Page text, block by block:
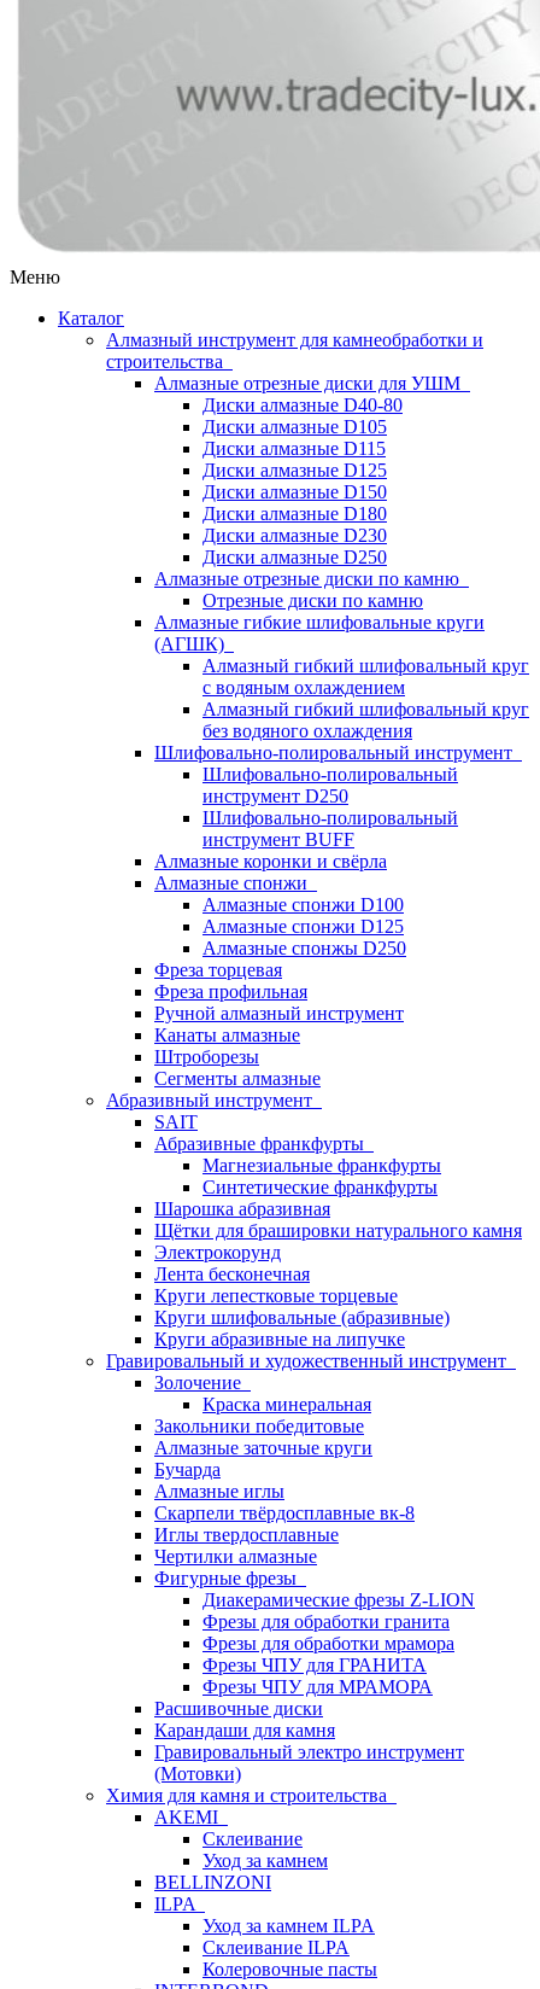
Меню
Каталог
Алмазный инструмент для камнеобработки и
строительства
Алмазные отрезные диски для УШМ
Диски алмазные D40-80
Диски алмазные D105
Диски алмазные D115
Диски алмазные D125
Диски алмазные D150
Диски алмазные D180
Диски алмазные D230
Диски алмазные D250
Алмазные отрезные диски по камню
Отрезные диски по камню
Алмазные гибкие шлифовальные круги
(АГШК)
Алмазный гибкий шлифовальный круг
с водяным охлаждением
Алмазный гибкий шлифовальный круг
без водяного охлаждения
Шлифовально-полировальный инструмент
Шлифовально-полировальный
инструмент D250
Шлифовально-полировальный
инструмент BUFF
Алмазные коронки и свёрла
Алмазные спонжи
Алмазные спонжи D100
Алмазные спонжи D125
Алмазные спонжы D250
Фреза торцевая
Фреза профильная
Ручной алмазный инструмент
Канаты алмазные
Штроборезы
Сегменты алмазные
Абразивный инструмент
SAIT
Абразивные франкфурты
Магнезиальные франкфурты
Синтетические франкфурты
Шарошка абразивная
Щётки для брашировки натурального камня
Электрокорунд
Лента бесконечная
Круги лепестковые торцевые
Круги шлифовальные (абразивные)
Круги абразивные на липучке
Гравировальный и художественный инструмент
Золочение
Краска минеральная
Закольники победитовые
Алмазные заточные круги
Бучарда
Алмазные иглы
Скарпели твёрдосплавные вк-8
Иглы твердосплавные
Чертилки алмазные
Фигурные фрезы
Диакерамические фрезы Z-LION
Фрезы для обработки гранита
Фрезы для обработки мрамора
Фрезы ЧПУ для ГРАНИТА
Фрезы ЧПУ для МРАМОРА
Расшивочные диски
Карандаши для камня
Гравировальный электро инструмент
(Мотовки)
Химия для камня и строительства
AKEMI
Склеивание
Уход за камнем
BELLINZONI
ILPA
Уход за камнем ILPA
Склеивание ILPA
Колеровочные пасты